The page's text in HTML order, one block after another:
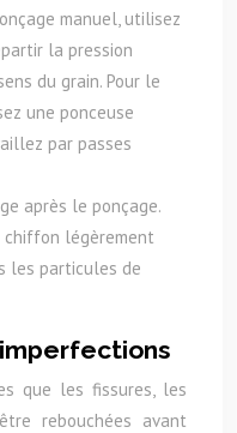
manuel, utilisez
la pression
du grain. Pour le
une ponceuse
par passes
après le ponçage.
légèrement
les particules de
que les fissures, les
rebouchées avant